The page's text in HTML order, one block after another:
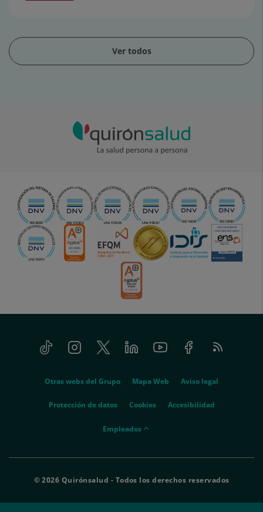
Ver todos
Tiktok InstagramTwitter LinkedinYoutube FacebookFeed
RSS
Otras webs del Grupo Mapa Web Aviso legal
Protección de datos Cookies Accesibilidad
empleados
Empleados
© 2026 Quirónsalud - Todos los derechos reservados